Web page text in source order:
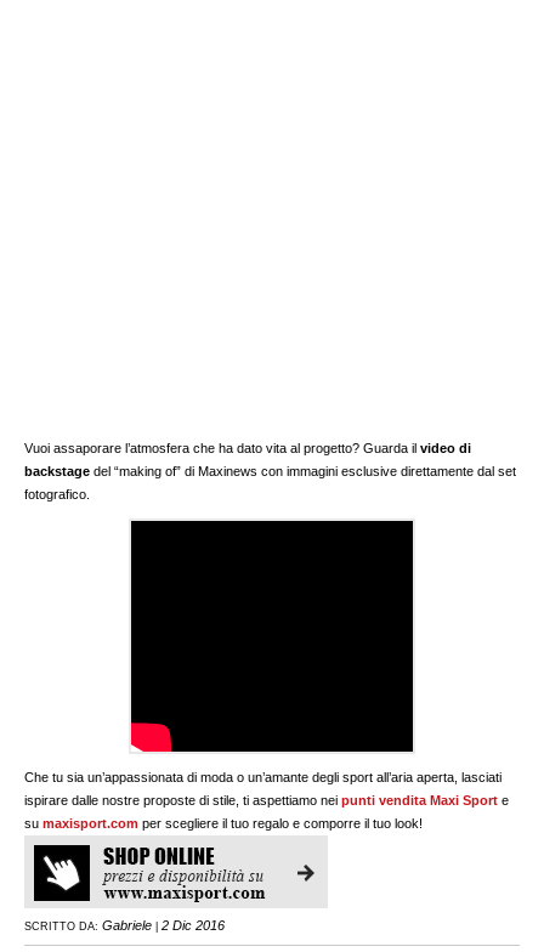
Vuoi assaporare l’atmosfera che ha dato vita al progetto? Guarda ilvideo di
backstage del “making of” di Maxinews con immagini esclusive direttamente dal set
fotografico.
Che tu sia un’appassionata di moda o un’amante degli sport all’aria aperta, lasciati
ispirare dalle nostre proposte di stile, ti aspettiamo neipunti vendita Maxi Sport e
sumaxisport.com per scegliere il tuo regalo e comporre il tuo look!
SCRITTO DA: Gabriele 2 Dic 2016